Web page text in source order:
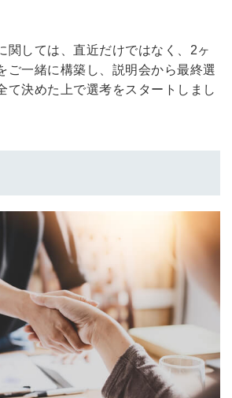
関しては、直近だけではなく、2ヶ
ご一緒に構築し、説明会から最終選
て決めた上で選考をスタートしまし
簡単10秒！無料会員登録
採用課題の解決、新しい採用の
取り組みなどを取材したインタ
ビュー記事が読める
採用にまつわる独自の調査レポ
ートが届く
採用に役立つ記事・資料が届く